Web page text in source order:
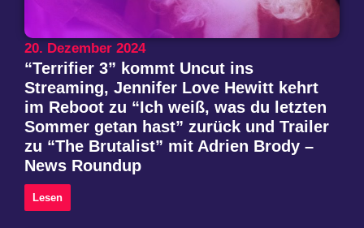
20. Dezember 2024
“Terrifier 3” kommt Uncut ins
Streaming, Jennifer Love Hewitt kehrt
im Reboot zu “Ich weiß, was du letzten
Sommer getan hast” zurück und Trailer
zu “The Brutalist” mit Adrien Brody –
News Roundup
Lesen